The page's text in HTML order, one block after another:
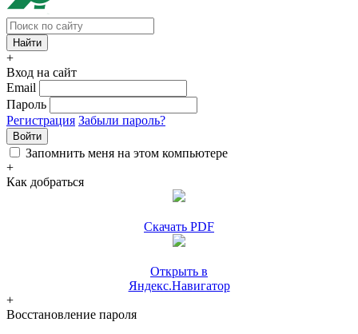
+
Вход на сайт
Email
Пароль
Регистрация Забыли пароль?
Войти
Запомнить меня на этом компьютере
+
Как добраться
Скачать PDF
Открыть в
Яндекс.Навигатор
+
Восстановление пароля